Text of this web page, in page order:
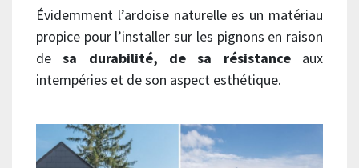
Évidemment l’ardoise naturelle es un matériau
propice pour l’installer sur les pignons en raison
desa durabilité, de sa résistanceaux
intempéries et de son aspect esthétique.